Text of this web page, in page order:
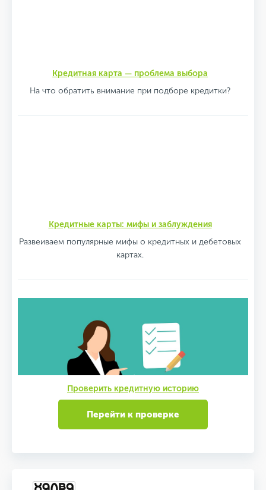
Кредитная карта — проблема выбора
На что обратить внимание при подборе кредитки?
Кредитные карты: мифы и заблуждения
Развеиваем популярные мифы о кредитных и дебетовых
картах.
Проверить кредитную историю
Перейти к проверке